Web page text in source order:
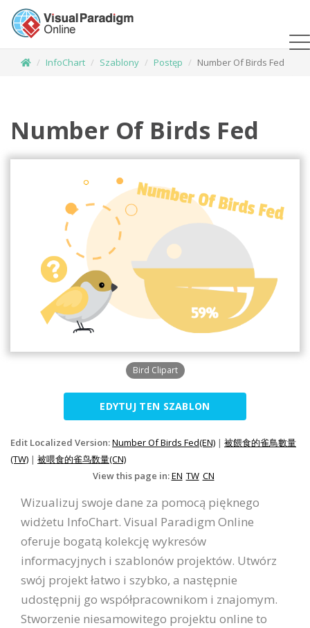
InfoChart Szablony Postęp Number Of Birds Fed
Number Of Birds Fed
Bird Clipart
EDYTUJ TEN SZABLON
Edit Localized Version:Number Of Birds Fed(EN) | 被餵食的雀鳥數量
(TW) | 被喂食的雀鸟数量(CN)
View this page in:EN TW CN
Wizualizuj swoje dane za pomocą pięknego
widżetu InfoChart. Visual Paradigm Online
oferuje bogatą kolekcję wykresów
informacyjnych i szablonów projektów. Utwórz
swój projekt łatwo i szybko, a następnie
udostępnij go współpracownikom i znajomym.
Stworzenie niesamowitego projektu online to